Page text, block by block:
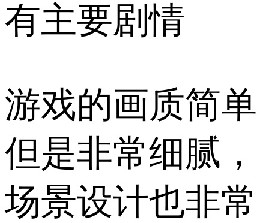
有主要剧情
游戏的画质简单
但是非常细腻，
场景设计也非常